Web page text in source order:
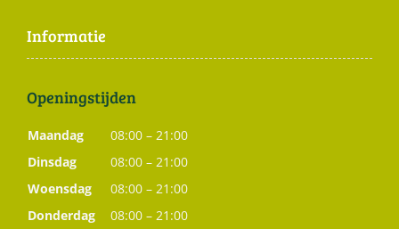
Informatie
Openingstijden
Maandag
08:00 – 21:00
Dinsdag
08:00 – 21:00
Woensdag
08:00 – 21:00
Donderdag
08:00 – 21:00